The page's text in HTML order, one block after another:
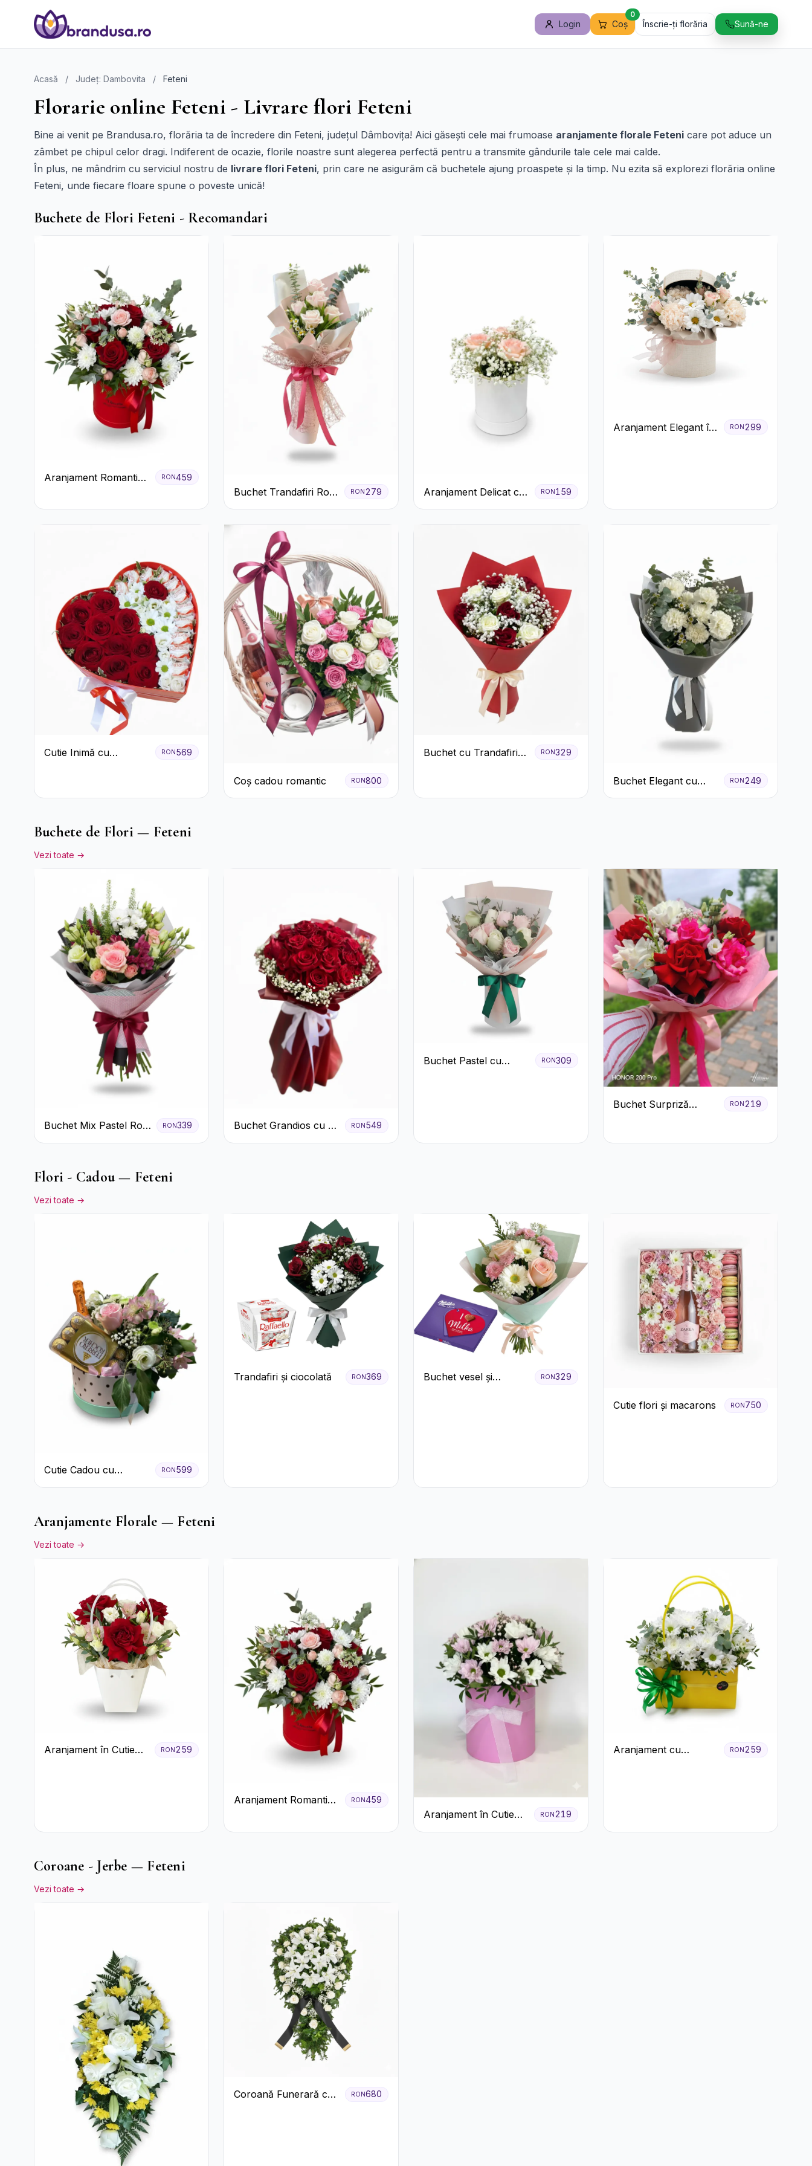
Login Coș
0
Înscrie-ți florăria Sună-ne
Acasă / Județ: Dambovita / Feteni
Florarie online Feteni - Livrare flori Feteni
Bine ai venit pe Brandusa.ro, florăria ta de încredere din Feteni, județul Dâmbovița! Aici găsești cele mai frumoase aranjamente florale Feteni care pot aduce un
zâmbet pe chipul celor dragi. Indiferent de ocazie, florile noastre sunt alegerea perfectă pentru a transmite gândurile tale cele mai calde.
În plus, ne mândrim cu serviciul nostru de livrare flori Feteni, prin care ne asigurăm că buchetele ajung proaspete și la timp. Nu ezita să explorezi florăria online
Feteni, unde fiecare floare spune o poveste unică!
Buchete de Flori Feteni - Recomandari
Aranjament Romantic
Trandafiri și
RON459
Buchet Trandafiri Roz
Pal și Eucalipt
RON279
Aranjament Delicat cu
3 Trandafiri Roz în
RON159
Aranjament Elegant în
RON299
Cutie Inimă cu
Bomboane Raffaello
RON 569
Coș cadou romantic RON800
Buchet cu Trandafiri
RON329
Buchet Elegant cu
Garoafe Albe și
RON 249
Buchete de Flori — Feteni
Vezi toate →
Buchet Mix Pastel Roz
și Alb
RON339
Buchet Grandios cu 25
de Trandafiri Roșii
RON549
Buchet Pastel cu
RON309
Buchet Surpriză
RON 219
Flori - Cadou — Feteni
Vezi toate →
Cutie Cadou cu
Prosecco Mionetto
Pastelate
RON599
Trandafiri și ciocolată RON369
Buchet vesel și
RON329
Cutie flori și macarons RON750
Aranjamente Florale — Feteni
Vezi toate →
Aranjament în Cutie
RON259
Aranjament Romantic
Trandafiri și
RON459
Aranjament în Cutie
Roz cu Crizanteme
RON219
Aranjament cu
RON259
Coroane - Jerbe — Feteni
Vezi toate →
Coroană Funerară cu
RON680